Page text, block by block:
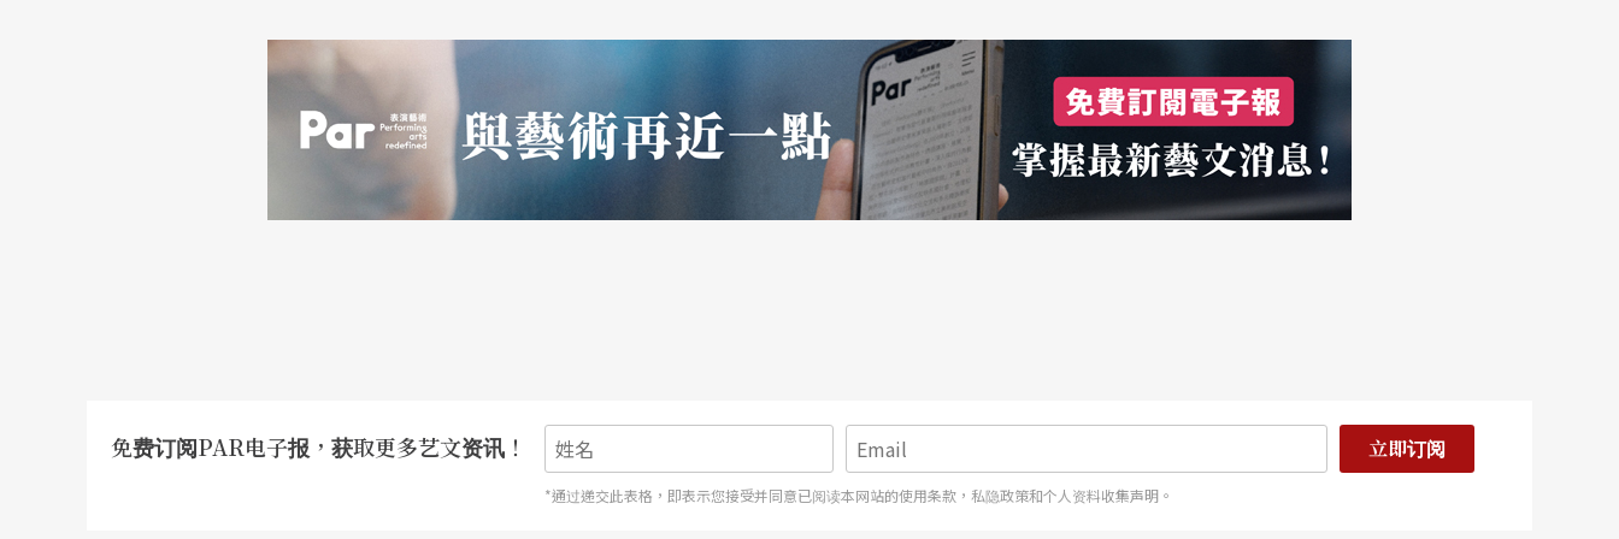
免费订阅PAR电子报，获取更多艺文资讯！ 立即订阅
*通过递交此表格，即表示您接受并同意已阅读本网站的使用条款，私隐政策和个人资料收集声明。